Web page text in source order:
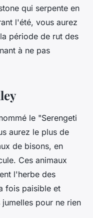
qui serpente en
l'été, vous aurez
période de rut des
à ne pas
le "Serengeti
aurez le plus de
de bisons, en
Ces animaux
l'herbe des
fois paisible et
pour ne rien